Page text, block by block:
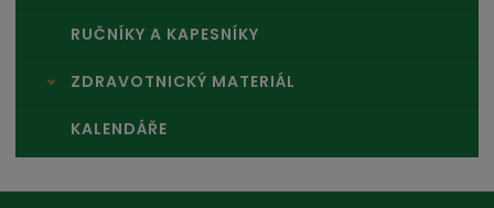
RUČNÍKY A KAPESNÍKY
ZDRAVOTNICKÝ MATERIÁL
KALENDÁŘE